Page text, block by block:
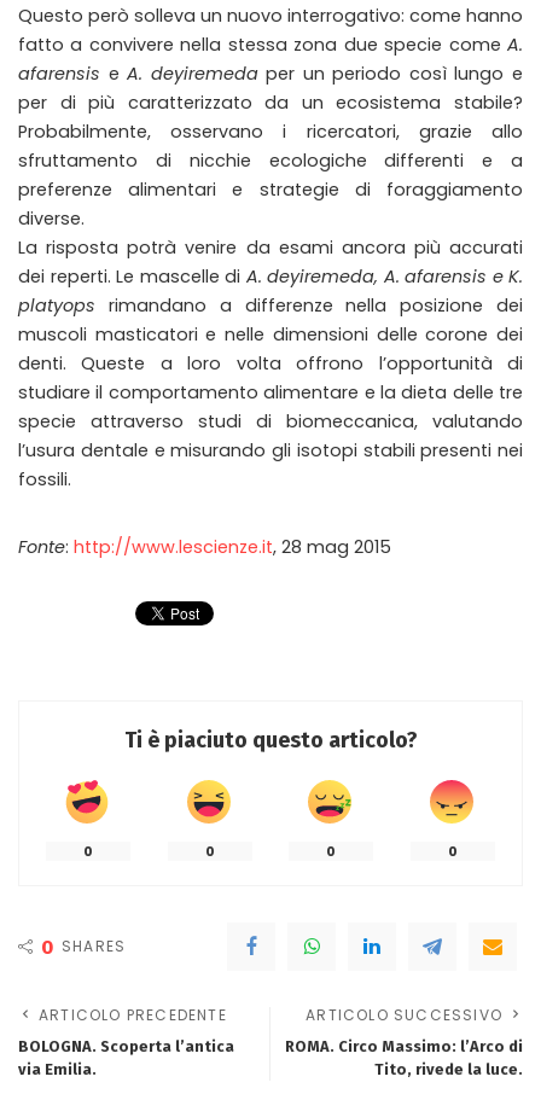
Questo però solleva un nuovo interrogativo: come hanno
fatto a convivere nella stessa zona due specie come A.
afarensis eA. deyiremedaper un periodo così lungo e
per di più caratterizzato da un ecosistema stabile?
Probabilmente, osservano i ricercatori, grazie allo
sfruttamento di nicchie ecologiche differenti e a
preferenze alimentari e strategie di foraggiamento
diverse.
La risposta potrà venire da esami ancora più accurati
dei reperti. Le mascelle di A. deyiremeda, A. afarensis e K.
platyops rimandano a differenze nella posizione dei
muscoli masticatori e nelle dimensioni delle corone dei
denti. Queste a loro volta offrono l’opportunità di
studiare il comportamento alimentare e la dieta delle tre
specie attraverso studi di biomeccanica, valutando
l’usura dentale e misurando gli isotopi stabili presenti nei
fossili.
Fonte: http://www.lescienze.it, 28 mag 2015
Ti è piaciuto questo articolo?
0 0 0 0
0 SHARES
ARTICOLO PRECEDENTE
BOLOGNA. Scoperta l’antica
via Emilia.
ARTICOLO SUCCESSIVO
ROMA. Circo Massimo: l’Arco di
Tito, rivede la luce.